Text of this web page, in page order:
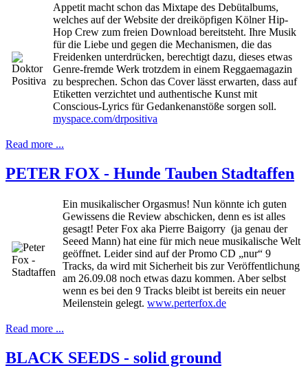
Appetit macht schon das Mixtape des Debütalbums,
welches auf der Website der dreiköpfigen Kölner Hip-
Hop Crew zum freien Download bereitsteht. Ihre Musik
für die Liebe und gegen die Mechanismen, die das
Freidenken unterdrücken, berechtigt dazu, dieses etwas
Genre-fremde Werk trotzdem in einem Reggaemagazin
zu besprechen. Schon das Cover lässt erwarten, dass auf
Etiketten verzichtet und authentische Kunst mit
Conscious-Lyrics für Gedankenanstöße sorgen soll.
myspace.com/drpositiva
Read more ...
PETER FOX - Hunde Tauben Stadtaffen
Ein musikalischer Orgasmus! Nun könnte ich guten
Gewissens die Review abschicken, denn es ist alles
gesagt! Peter Fox aka Pierre Baigorry (ja genau der
Seeed Mann) hat eine für mich neue musikalische Welt
geöffnet. Leider sind auf der Promo CD „nur“ 9
Tracks, da wird mit Sicherheit bis zur Veröffentlichung
am 26.09.08 noch etwas dazu kommen. Aber selbst
wenn es bei den 9 Tracks bleibt ist bereits ein neuer
Meilenstein gelegt. www.perterfox.de
Read more ...
BLACK SEEDS - solid ground